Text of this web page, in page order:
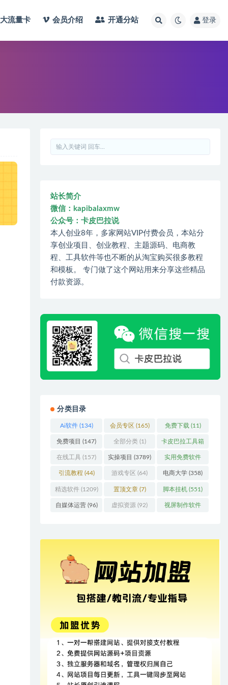
大流量卡 会员介绍 开通分站 登录
站长简介
微信：kapibalaxmw
公众号：卡皮巴拉说
本人创业8年，多家网站VIP付费会员，本站分
享创业项目、创业教程、主题源码、电商教
程、工具软件等也不断的从淘宝购买很多教程
和模板。 专门做了这个网站用来分享这些精品
付款资源。
分类目录
Ai软件(134) 会员专区 (165) 免费下载 (11)
免费项目 (147) 全部分类(1) 卡皮巴拉工具箱
(3)
在线工具 (157) 实操项目 (3789) 实用免费软件
(415)
引流教程 (44) 游戏专区 (64) 电商大学 (358)
精选软件(1209) 置顶文章(7) 脚本挂机 (551)
自媒体运营(96) 虚拟资源 (92) 视屏制作软件